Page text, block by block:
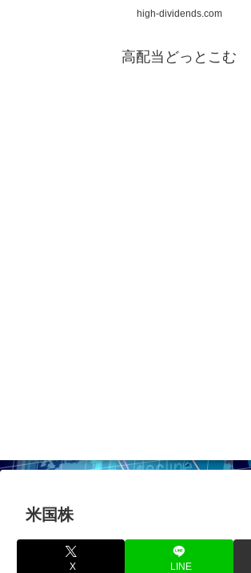
high-dividends.com
高配当どっとこむ
米国株
X LINE